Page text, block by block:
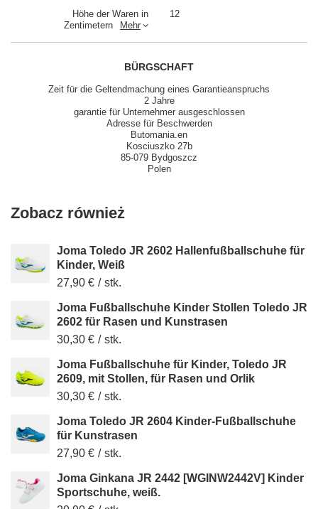
Höhe der Waren in
Zentimetern
Mehr
12
BÜRGSCHAFT
Zeit für die Geltendmachung eines Garantieanspruchs
2 Jahre
garantie für Unternehmer ausgeschlossen
Adresse für Beschwerden
Butomania.en
Kosciuszko 27b
85-079 Bydgoszcz
Polen
Zobacz również
Joma Toledo JR 2602 Hallenfußballschuhe für
Kinder, Weiß
27,90 € / stk.
Joma Fußballschuhe Kinder Stollen Toledo JR
2602 für Rasen und Kunstrasen
30,30 € / stk.
Joma Fußballschuhe für Kinder, Toledo JR
2609, mit Stollen, für Rasen und Orlik
30,30 € / stk.
Joma Toledo JR 2604 Kinder-Fußballschuhe
für Kunstrasen
27,90 € / stk.
Joma Ginkana JR 2442 [WGINW2442V] Kinder
Sportschuhe, weiß.